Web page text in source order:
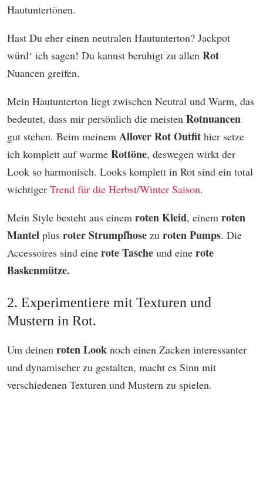
Hautuntertönen.
Hast Du eher einen neutralen Hautunterton? Jackpot
würd‘ ich sagen! Du kannst beruhigt zu allen Rot
Nuancen greifen.
Mein Hautunterton liegt zwischen Neutral und Warm, das
bedeutet, dass mir persönlich die meisten Rotnuancen
gut stehen. Beim meinem Allover Rot Outfit hier setze
ich komplett auf warme Rottöne, deswegen wirkt der
Look so harmonisch. Looks komplett in Rot sind ein total
wichtiger Trend für die Herbst/Winter Saison.
Mein Style besteht aus einem roten Kleid, einem roten
Mantel plus roter Strumpfhose zu roten Pumps. Die
Accessoires sind eine rote Tasche und eine rote
Baskenmütze.
2. Experimentiere mit Texturen und
Mustern in Rot.
Um deinen roten Look noch einen Zacken interessanter
und dynamischer zu gestalten, macht es Sinn mit
verschiedenen Texturen und Mustern zu spielen.